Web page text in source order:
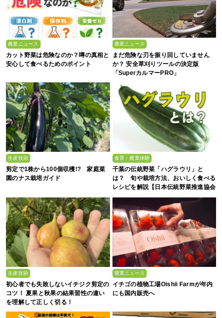
農業ニュース
カット野菜は危険なのか？噂の真相と
安心して食べるためのポイント
農業ニュース
まだ危険な刃を振り回していません
か？ 安全草刈りツールの決定版
「SuperカルマーPRO」
生産技術
剪定で1株から100個収穫!? 家庭菜
園のナス栽培ガイド
食育・農業体験
千葉の伝統野菜「ハグラウリ」と
は？ 旬や栽培方法、おいしく食べる
レシピを解説【日本伝統野菜推進協会
監修】
生産技術
初心者でも失敗しないイチジク剪定の
コツ！ 夏果と秋果の結果習性の違い
を理解して正しく切る！
農業ニュース
イチゴの植物工場Oishii Farmが年内
にも国内販売へ